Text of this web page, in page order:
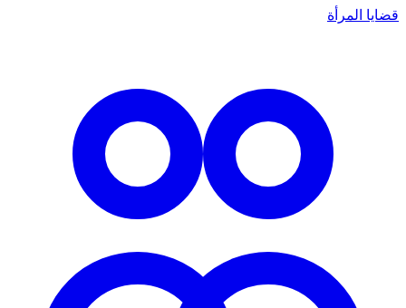
قضايا المرأة